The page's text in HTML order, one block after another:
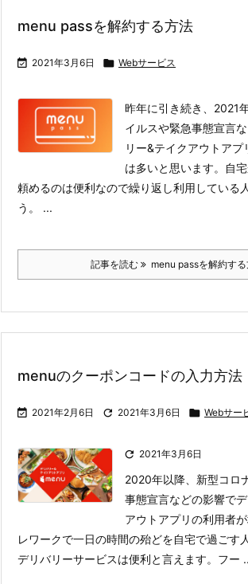
menu passを解約する方法
 2021年3月6日  Webサービス
昨年に引き続き、2021
イルスや緊急事態宣言
リー&テイクアウトアプ
は多いと思います。自
頼めるのは便利なので繰り返し利用している
う。
...
記事を読む menu passを解約す
menuのクーポンコードの入力方法
 2021年2月6日  2021年3月6日  Webサー
 2021年3月6日
2020年以降、新型コロ
事態宣言などの影響で
アウトアプリの利用者
レワークで一日の時間の殆どを自宅で過ごす
デリバリーサービスは便利と言えます。 フー